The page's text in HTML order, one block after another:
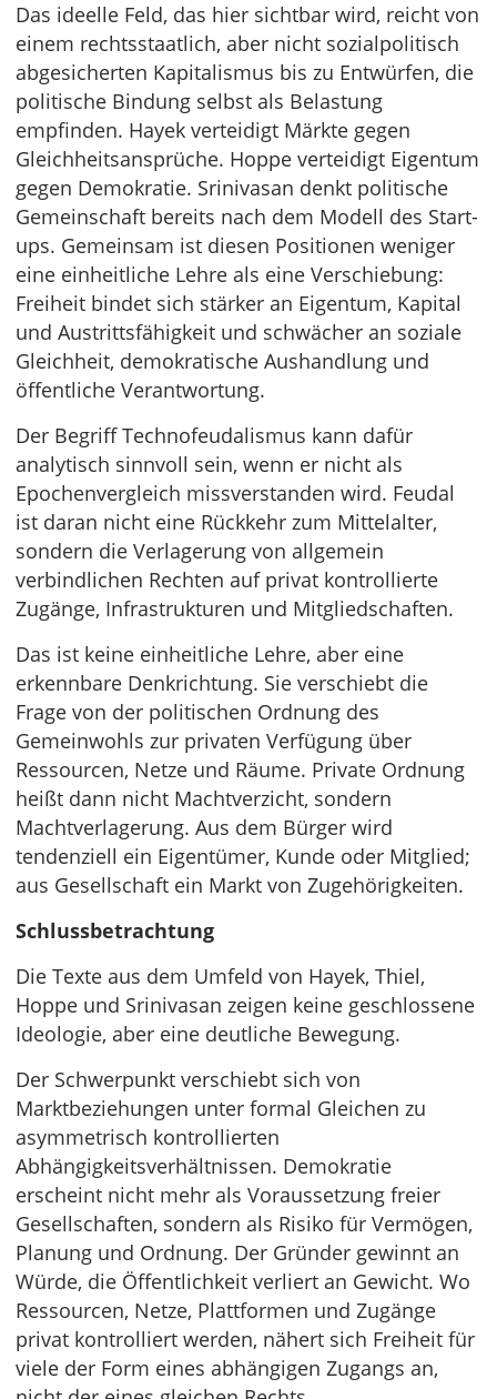
Das ideelle Feld, das hier sichtbar wird, reicht von
einem rechtsstaatlich, aber nicht sozialpolitisch
abgesicherten Kapitalismus bis zu Entwürfen, die
politische Bindung selbst als Belastung
empfinden. Hayek verteidigt Märkte gegen
Gleichheitsansprüche. Hoppe verteidigt Eigentum
gegen Demokratie. Srinivasan denkt politische
Gemeinschaft bereits nach dem Modell des Start-
ups. Gemeinsam ist diesen Positionen weniger
eine einheitliche Lehre als eine Verschiebung:
Freiheit bindet sich stärker an Eigentum, Kapital
und Austrittsfähigkeit und schwächer an soziale
Gleichheit, demokratische Aushandlung und
öffentliche Verantwortung.
Der Begriff Technofeudalismus kann dafür
analytisch sinnvoll sein, wenn er nicht als
Epochenvergleich missverstanden wird. Feudal
ist daran nicht eine Rückkehr zum Mittelalter,
sondern die Verlagerung von allgemein
verbindlichen Rechten auf privat kontrollierte
Zugänge, Infrastrukturen und Mitgliedschaften.
Das ist keine einheitliche Lehre, aber eine
erkennbare Denkrichtung. Sie verschiebt die
Frage von der politischen Ordnung des
Gemeinwohls zur privaten Verfügung über
Ressourcen, Netze und Räume. Private Ordnung
heißt dann nicht Machtverzicht, sondern
Machtverlagerung. Aus dem Bürger wird
tendenziell ein Eigentümer, Kunde oder Mitglied;
aus Gesellschaft ein Markt von Zugehörigkeiten.
Schlussbetrachtung
Die Texte aus dem Umfeld von Hayek, Thiel,
Hoppe und Srinivasan zeigen keine geschlossene
Ideologie, aber eine deutliche Bewegung.
Der Schwerpunkt verschiebt sich von
Marktbeziehungen unter formal Gleichen zu
asymmetrisch kontrollierten
Abhängigkeitsverhältnissen. Demokratie
erscheint nicht mehr als Voraussetzung freier
Gesellschaften, sondern als Risiko für Vermögen,
Planung und Ordnung. Der Gründer gewinnt an
Würde, die Öffentlichkeit verliert an Gewicht. Wo
Ressourcen, Netze, Plattformen und Zugänge
privat kontrolliert werden, nähert sich Freiheit für
viele der Form eines abhängigen Zugangs an,